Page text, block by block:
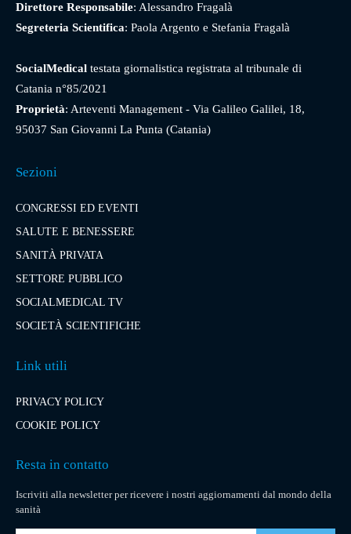
Direttore Responsabile: Alessandro Fragalà
Segreteria Scientifica: Paola Argento e Stefania Fragalà
SocialMedical testata giornalistica registrata al tribunale di
Catania n°85/2021
Proprietà: Arteventi Management - Via Galileo Galilei, 18,
95037 San Giovanni La Punta (Catania)
Sezioni
CONGRESSI ED EVENTI
SALUTE E BENESSERE
SANITÀ PRIVATA
SETTORE PUBBLICO
SOCIALMEDICAL TV
SOCIETÀ SCIENTIFICHE
Link utili
PRIVACY POLICY
COOKIE POLICY
Resta in contatto
Iscriviti alla newsletter per ricevere i nostri aggiornamenti dal mondo della
sanità